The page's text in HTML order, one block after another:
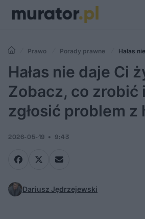
Prawo Porady prawne
Hałas
zrobić i gdzie zgłosić problem z hałasem
Hałas nie daje Ci
Zobacz, co zrobić
zgłosić problem z
2026-05-19 9:43
Dariusz Jędrzejewski